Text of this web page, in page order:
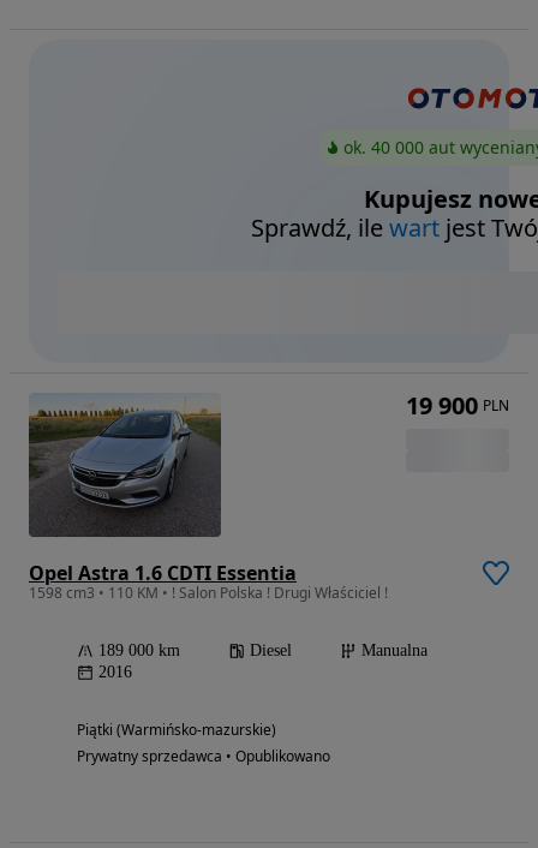
ok. 40 000 aut
Kupujesz
Sprawdź, ilewart jest
Opel Astra 1.6 CDTI Essentia
1598 cm3 • 110 KM • ! Salon Polska ! Drugi Właściciel !
189 000 km Diesel
Manualna
2016
Piątki (Warmińsko-mazurskie)
Prywatny sprzedawca • Opublikowano
19 900 PLN